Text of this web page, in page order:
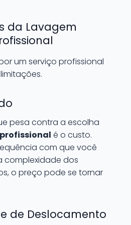
da Lavagem
um serviço profissional
pesa contra a escolha
é o custo.
com que você
complexidade dos
o preço pode se tornar
de Deslocamento